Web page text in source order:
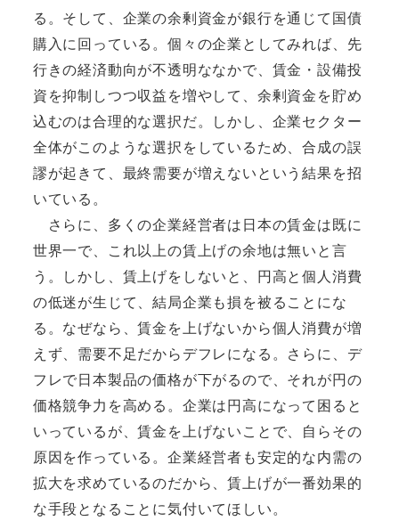
る。そして、企業の余剰資金が銀行を通じて国債
購入に回っている。個々の企業としてみれば、先
行きの経済動向が不透明ななかで、賃金・設備投
資を抑制しつつ収益を増やして、余剰資金を貯め
込むのは合理的な選択だ。しかし、企業セクター
全体がこのような選択をしているため、合成の誤
謬が起きて、最終需要が増えないという結果を招
いている。
さらに、多くの企業経営者は日本の賃金は既に
世界一で、これ以上の賃上げの余地は無いと言
う。しかし、賃上げをしないと、円高と個人消費
の低迷が生じて、結局企業も損を被ることにな
る。なぜなら、賃金を上げないから個人消費が増
えず、需要不足だからデフレになる。さらに、デ
フレで日本製品の価格が下がるので、それが円の
価格競争力を高める。企業は円高になって困ると
いっているが、賃金を上げないことで、自らその
原因を作っている。企業経営者も安定的な内需の
拡大を求めているのだから、賃上げが一番効果的
な手段となることに気付いてほしい。